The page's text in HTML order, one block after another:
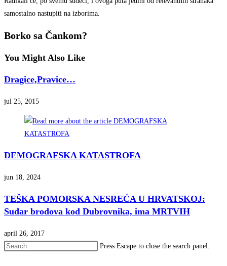
samostalno nastupiti na izborima.
Borko sa Čankom?
You Might Also Like
Dragice,Pravice…
jul 25, 2015
DEMOGRAFSKA KATASTROFA
jun 18, 2024
TEŠKA POMORSKA NESREĆA U HRVATSKOJ:
Sudar brodova kod Dubrovnika, ima MRTVIH
april 26, 2017
Press Escape to close the search panel.